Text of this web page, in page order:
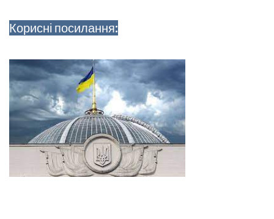
Корисні посилання: